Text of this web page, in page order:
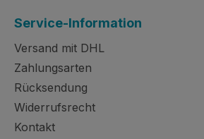
Service-Information
Versand mit DHL
Zahlungsarten
Rücksendung
Widerrufsrecht
Kontakt